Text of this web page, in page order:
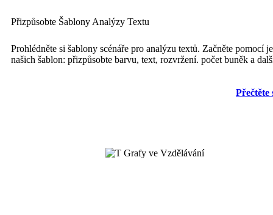
Přizpůsobte Šablony Analýzy Textu
Prohlédněte si šablony scénáře pro analýzu textů. Začněte pomocí
našich šablon: přizpůsobte barvu, text, rozvržení. počet buněk a
Přečtěte